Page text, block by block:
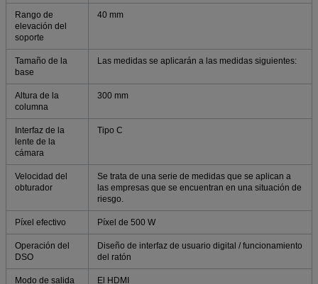
Rango de
elevación del
soporte
40 mm
Tamaño de la
base
Las medidas se aplicarán a las medidas siguientes:
Altura de la
columna
300 mm
Interfaz de la
lente de la
cámara
Tipo C
Velocidad del
obturador
Se trata de una serie de medidas que se aplican a
las empresas que se encuentran en una situación de
riesgo.
Píxel efectivo Píxel de 500 W
Operación del
DSO
Diseño de interfaz de usuario digital / funcionamiento
del ratón
Modo de salida El HDMI